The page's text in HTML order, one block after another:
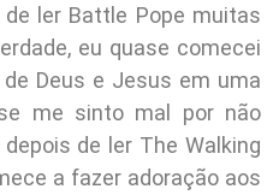
ler Battle Pope muitas
eu quase comecei
Deus e Jesus em uma
me sinto mal por não
de ler The Walking
a fazer adoração aos